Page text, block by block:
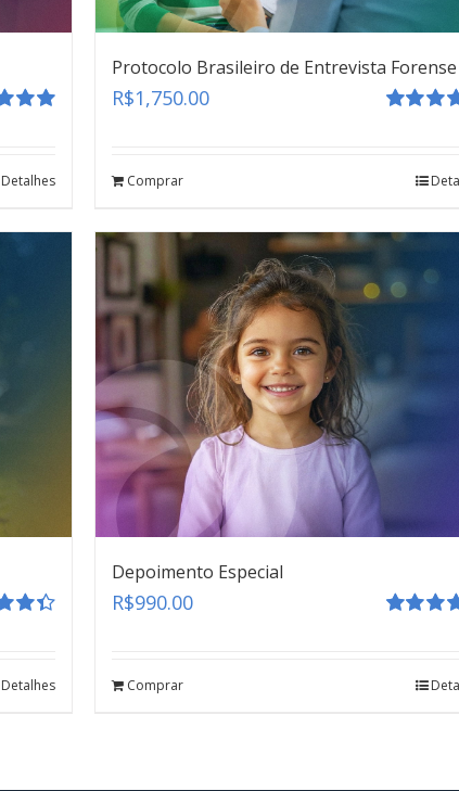
Detalhes
Protocolo Brasileiro de Entrevista Forense
R$1,750.00
Comprar
Detalhes
Depoimento Especial
R$990.00
Comprar
Depoimento Especial
teste
Click here